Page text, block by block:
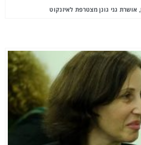
גני גונן מצטרפת לאיזנקוט